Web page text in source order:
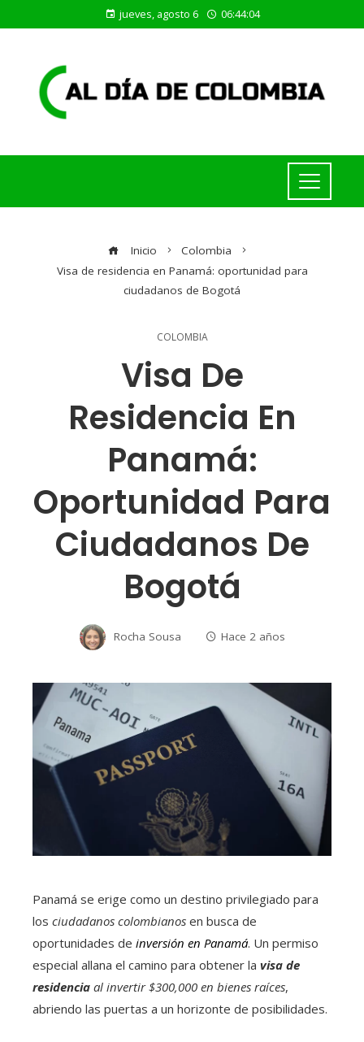
jueves, agosto 6 06:44:05
Inicio
Colombia
Visa de residencia en Panamá: oportunidad para
ciudadanos de Bogotá
COLOMBIA
Visa De
Residencia En
Panamá:
Oportunidad Para
Ciudadanos De
Bogotá
Rocha Sousa Hace 2 años
Panamá se erige como un destino privilegiado para
los ciudadanos colombianos en busca de
oportunidades de inversión en Panamá. Un permiso
especial allana el camino para obtener la visa de
residencia al invertir $300,000 en bienes raíces,
abriendo las puertas a un horizonte de posibilidades.